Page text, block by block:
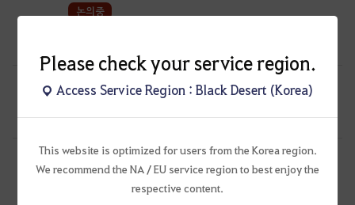
Please check your service region.
Access Service Region : Black Desert (Korea)
This website is optimized for users from the Korea region.
We recommend the NA / EU service region to best enjoy the
respective content.
논의중
2024.07.29
논의중
179 [건의 게시판]제발 거점전 유저의 목소리를 들어주세요 !
7.4K 캐닛-KR 2024.05.27
논의중